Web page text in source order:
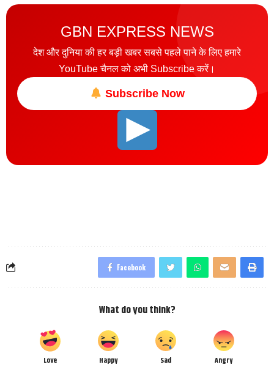
GBN EXPRESS NEWS
देश और दुनिया की हर बड़ी खबर सबसे पहले पाने के लिए हमारे
YouTube चैनल को अभी Subscribe करें।
Subscribe Now
Facebook
What do you think?
Love Happy Sad Angry